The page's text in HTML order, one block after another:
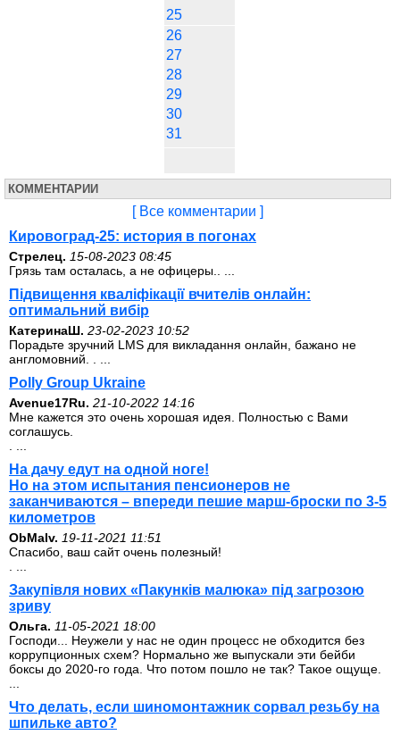
25
26
27
28
29
30
31
КОММЕНТАРИИ
[ Все комментарии ]
Кировоград-25: история в погонах
Стрелец. 15-08-2023 08:45
Грязь там осталась, а не офицеры.. ...
Підвищення кваліфікації вчителів онлайн:
оптимальний вибір
КатеринаШ. 23-02-2023 10:52
Порадьте зручний LMS для викладання онлайн, бажано не
англомовний. . ...
Polly Group Ukraine
Avenue17Ru. 21-10-2022 14:16
Мне кажется это очень хорошая идея. Полностью с Вами
соглашусь.
На дачу едут на одной ноге!
Но на этом испытания пенсионеров не
заканчиваются – впереди пешие марш-броски по 3-5
километров
ОbMalv. 19-11-2021 11:51
Спасибо, ваш сайт очень полезный!
Закупівля нових «Пакунків малюка» під загрозою
зриву
Ольга. 11-05-2021 18:00
Господи... Неужели у нас не один процесс не обходится без
коррупционных схем? Нормально же выпускали эти бейби
боксы до 2020-го года. Что потом пошло не так? Такое ощуще.
Что делать, если шиномонтажник сорвал резьбу на
шпильке авто?